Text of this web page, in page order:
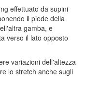
effettuato da supini
il piede della
gamba, e
verso il lato opposto
variazioni dell'altezza
lo stretch anche sugli